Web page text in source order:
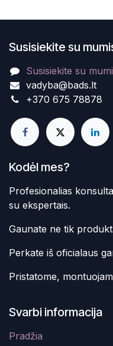
Susisiekite su
Susisiekite su
vadyba@bads.lt
+370 675 78878
Kodėl mes?
Profesionalias
su ekspertais.
Gaunate ne tik
Perkate iš oficialaus
Pristatome,
Svarbi informacija
Pradžia